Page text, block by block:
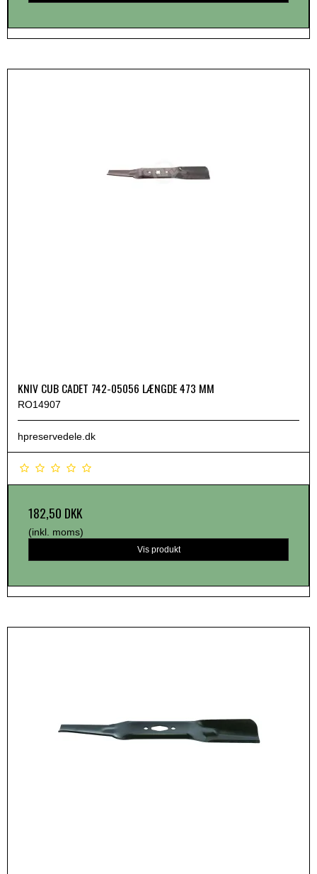
KNIV CUB CADET 742-05056 LÆNGDE 473 MM
RO14907
hpreservedele.dk
182,50 DKK
(inkl. moms)
Vis produkt